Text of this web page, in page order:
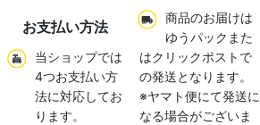
お支払い方法
当ショップでは
4つお支払い方
法に対応してお
ります。
商品のお届けは
ゆうパックまた
はクリックポストで
の発送となります。
※ヤマト便にて発送に
なる場合がございま